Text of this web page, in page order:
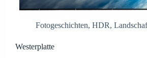
Fotogeschichten, HDR,
Westerplatte